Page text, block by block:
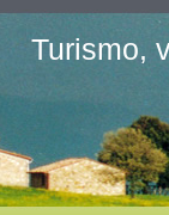
Turismo,